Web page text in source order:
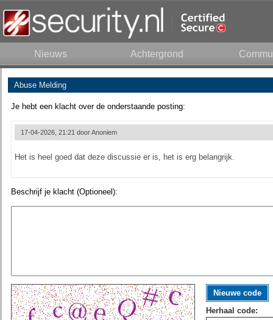
Nieuws Achtergrond
Abuse Melding
Je hebt een klacht over de onderstaande posting:
17-04-2026, 21:21 doorAnoniem
Het is heel goed dat deze discussie er is, het is erg belangrijk.
Beschrijf je klacht (Optioneel):
Nieuwe code
Herhaal code: